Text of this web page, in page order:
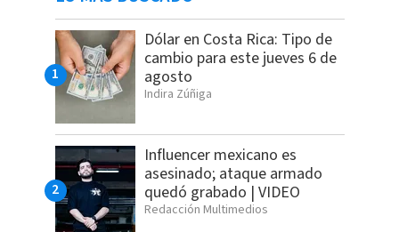
Dólar en Costa Rica: Tipo de
cambio para este jueves 6 de
agosto
Indira Zúñiga
Influencer mexicano es
asesinado; ataque armado
quedó grabado | VIDEO
Redacción Multimedios